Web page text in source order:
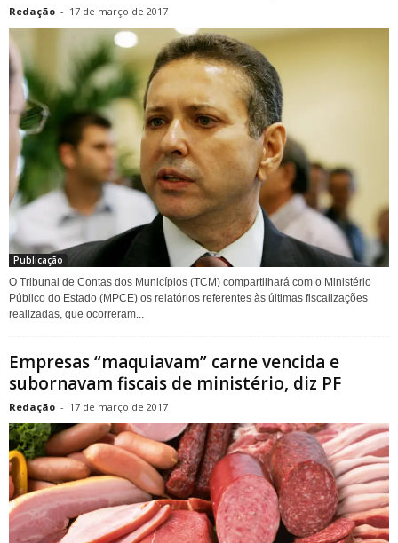
Redação - 17 de março de 2017
Publicação
O Tribunal de Contas dos Municípios (TCM) compartilhará com o Ministério
Público do Estado (MPCE) os relatórios referentes às últimas fiscalizações
realizadas, que ocorreram...
Empresas “maquiavam” carne vencida e
subornavam fiscais de ministério, diz PF
Redação - 17 de março de 2017